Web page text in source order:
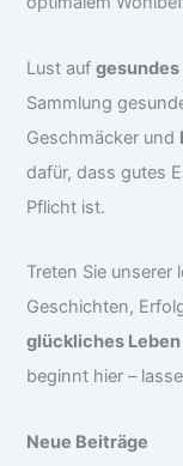
Lust aufgesundes
Sammlung
Geschmäcker und
dafür, dass gutes
Pflicht ist.
Treten Sie
Geschichten,
glückliches Leben
beginnt hier –
Neue Beiträge